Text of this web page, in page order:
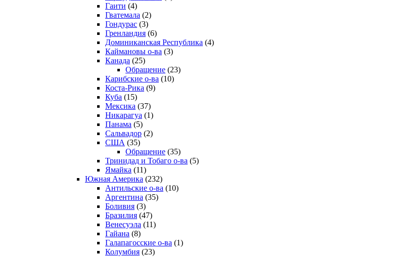
Гаити (4)
Гватемала (2)
Гондурас (3)
Гренландия (6)
Доминиканская Республика (4)
Каймановы о-ва (3)
Канада (25)
Обращение (23)
Карибские о-ва (10)
Коста-Рика (9)
Куба (15)
Мексика (37)
Никарагуа (1)
Панама (5)
Сальвадор (2)
США (35)
Обращение (35)
Тринидад и Тобаго о-ва (5)
Ямайка (11)
Южная Америка (232)
Антильские о-ва (10)
Аргентина (35)
Боливия (3)
Бразилия (47)
Венесуэла (11)
Гайана (8)
Галапагосские о-ва (1)
Колумбия (23)